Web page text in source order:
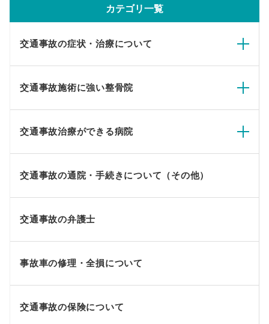
カテゴリ一覧
交通事故の症状・治療について
交通事故施術に強い整骨院
交通事故治療ができる病院
交通事故の通院・手続きについて（その他）
交通事故の弁護士
事故車の修理・全損について
交通事故の保険について